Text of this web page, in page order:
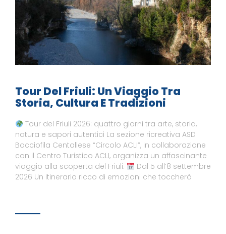
Tour Del Friuli: Un Viaggio Tra
Storia, Cultura E Tradizioni
Tour del Friuli 2026: quattro giorni tra arte, storia,
natura e sapori autentici La sezione ricreativa ASD
Bocciofila Centallese “Circolo ACLI”, in collaborazione
con il Centro Turistico ACLI, organizza un affascinante
viaggio alla scoperta del Friuli.
Dal 5 all’8 settembre
2026 Un itinerario ricco di emozioni che toccherà